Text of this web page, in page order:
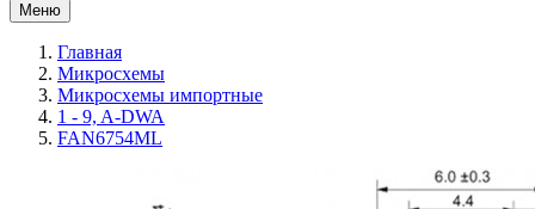
Меню
Главная
Микросхемы
Микросхемы импортные
1 - 9, A-DWA
FAN6754ML